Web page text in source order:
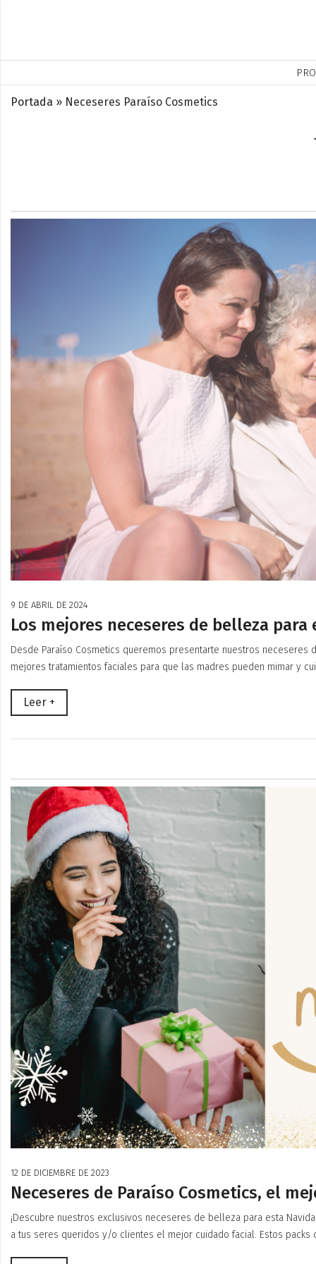
Portada » Neceseres Paraíso Cosmetics
9 DE ABRIL DE 2024
Los mejores neceseres de belleza para
Desde Paraíso Cosmetics queremos presentarte nuestros
mejores tratamientos faciales para que las madres pueden mimar y
Leer +
12 DE DICIEMBRE DE 2023
Neceseres de Paraíso Cosmetics, el
¡Descubre nuestros exclusivos neceseres de belleza para esta
a tus seres queridos y/o clientes el mejor cuidado facial. Estos packs